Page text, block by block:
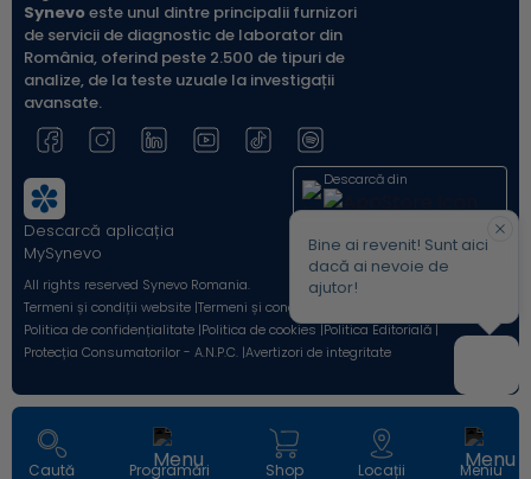
Caută Programări Shop Locații Meniu
Synevoeste unul dintre principalii furnizori
de servicii de diagnostic de laborator din
România, oferind peste 2.500 de tipuri de
analize, de la teste uzuale la investigații
avansate.
Descarcă aplicația
MySynevo
Descarcă din
All rights reserved Synevo Romania.
Termeni și condiții website |Termeni și condiții Shop Online |
Politica de confidențialitate |Politica de cookies |Politica Editorială |
Protecția Consumatorilor - A.N.P.C. |Avertizori de integritate
Bine ai revenit! Sunt aici
dacă ai nevoie de
ajutor!